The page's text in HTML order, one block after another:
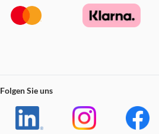
Folgen Sie uns